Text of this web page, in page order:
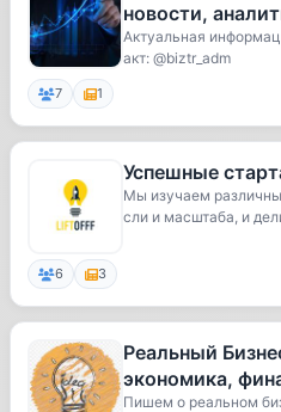
новости,
инвестиции,
Актуальная
акт: @biztr_adm
7 1
Успешные
Мы изучаем
сли и масштаба, и
6 3
Реальный
экономика,
Пишем о реальном